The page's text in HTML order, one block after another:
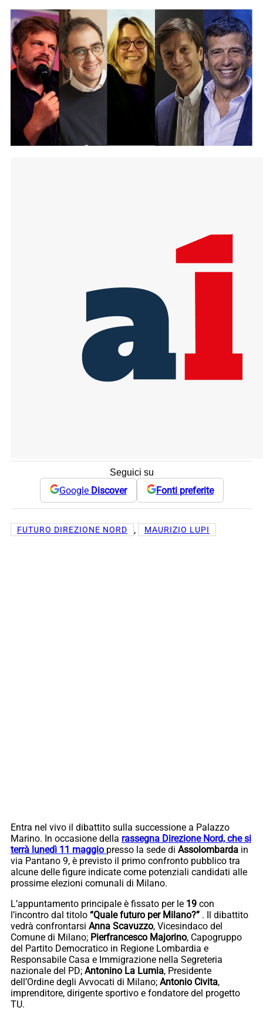
Seguici su
Google Discover Fonti preferite
FUTURO DIREZIONE NORD , MAURIZIO LUPI
Entra nel vivo il dibattito sulla successione a Palazzo
Marino. In occasione della rassegna Direzione Nord, che si
terrà lunedì 11 maggio presso la sede di Assolombarda in
via Pantano 9, è previsto il primo confronto pubblico tra
alcune delle figure indicate come potenziali candidati alle
prossime elezioni comunali di Milano.
L’appuntamento principale è fissato per le 19 con
l’incontro dal titolo “Quale futuro per Milano?” . Il dibattito
vedrà confrontarsi Anna Scavuzzo, Vicesindaco del
Comune di Milano; Pierfrancesco Majorino, Capogruppo
del Partito Democratico in Regione Lombardia e
Responsabile Casa e Immigrazione nella Segreteria
nazionale del PD; Antonino La Lumia, Presidente
dell’Ordine degli Avvocati di Milano; Antonio Civita,
imprenditore, dirigente sportivo e fondatore del progetto
TU.